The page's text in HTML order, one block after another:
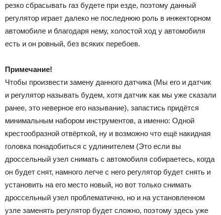
резко сбрасывать газ будете при езде, поэтому данный
регулятор играет далеко не последнюю роль в инжекторном
автомобиле и благодаря нему, холостой ход у автомобиля
есть и он ровный, без всяких перебоев.
Примечание!
Чтобы произвести замену данного датчика (Мы его и датчик
и регулятор называть будем, хотя датчик как мы уже сказали
ранее, это неверное его называние), запастись придётся
минимальным набором инструментов, а именно: Одной
крестообразной отвёрткой, ну и возможно что ещё накидная
головка понадобиться с удлинителем (Это если вы
дроссельный узел снимать с автомобиля собираетесь, когда
он будет снят, намного легче с него регулятор будет снять и
установить на его место новый, но вот только снимать
дроссельный узел проблематично, но и на установленном
узле заменять регулятор будет сложно, поэтому здесь уже